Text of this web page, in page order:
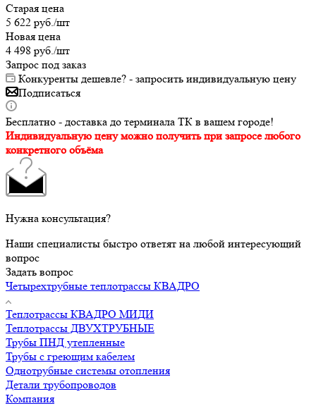
Старая цена
5 622 руб. /шт
Новая цена
4 498 руб. /шт
Запрос под заказ
Конкуренты дешевле? - запросить индивидуальную цену
Подписаться
Бесплатно - доставка до терминала ТК в вашем городе!
Индивидуальную цену можно получить при запросе любого
конкретного объёма
Нужна консультация?
Наши специалисты быстро ответят на любой интересующий
вопрос
Задать вопрос
Четырехтрубные теплотрассы КВАДРО
Теплотрассы КВАДРО МИДИ
Теплотрассы ДВУХТРУБНЫЕ
Трубы ПНД утепленные
Трубы с греющим кабелем
Однотрубные системы отопления
Детали трубопроводов
Компания